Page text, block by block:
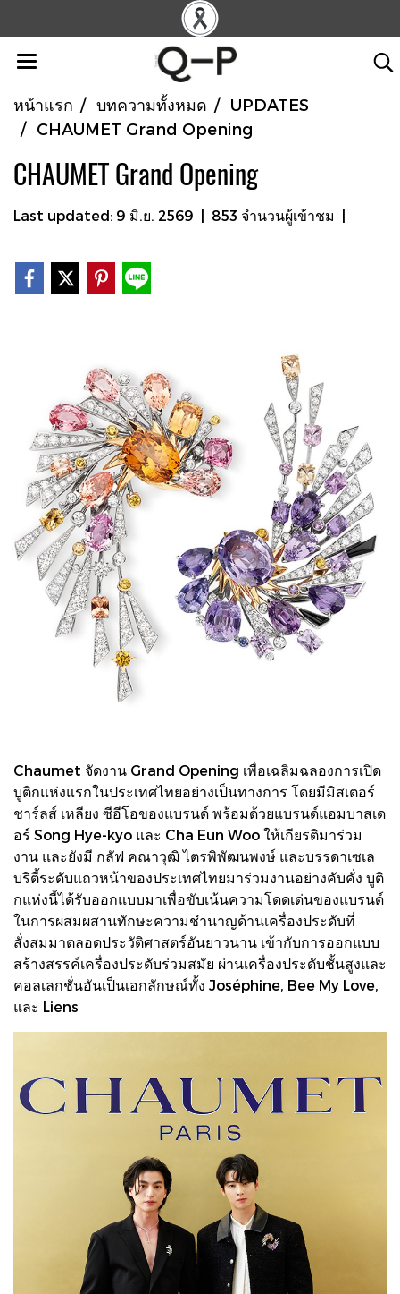
หน้าแรก บทความทั้งหมด
UPDATES
CHAUMET Grand Opening
CHAUMET Grand Opening
Last updated: 9 มิ.ย. 2569 853 จำนวนผู้เข้าชม
Chaumet จัดงาน Grand Opening เพื่อเฉลิมฉลองการเปิด
บูติกแห่งแรกในประเทศไทยอย่างเป็นทางการ โดยมีมิสเตอร์
ชาร์ลส์ เหลียง ซีอีโอของแบรนด์ พร้อมด้วยแบรนด์แอมบาสเด
อร์ Song Hye-kyo และ Cha Eun Woo ให้เกียรติมาร่วม
งาน และยังมี กลัฟ คณาวุฒิ ไตรพิพัฒนพงษ์ และบรรดาเซเล
บริตี้ระดับแถวหน้าของประเทศไทยมาร่วมงานอย่างคับคั่ง บูติ
กแห่งนี้ได้รับออกแบบมาเพื่อขับเน้นความโดดเด่นของแบรนด์
ในการผสมผสานทักษะความชำนาญด้านเครื่องประดับที่
สั่งสมมาตลอดประวัติศาสตร์อันยาวนาน เข้ากับการออกแบบ
สร้างสรรค์เครื่องประดับร่วมสมัย ผ่านเครื่องประดับชั้นสูงและ
คอลเลกชั่นอันเป็นเอกลักษณ์ทั้ง Joséphine, Bee My Love,
และ Liens